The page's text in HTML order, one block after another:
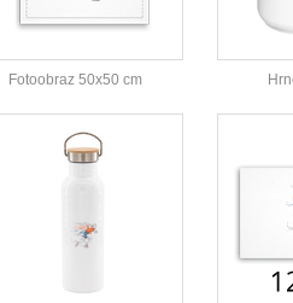
Fotoobraz 50x50 cm